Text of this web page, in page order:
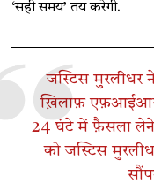
‘सही समय’ तय करेगी.
जस्टिस मुरलीधर
ख़िलाफ़ एफ़आईआर
24 घंटे में फ़ैसला लेने
को जस्टिस